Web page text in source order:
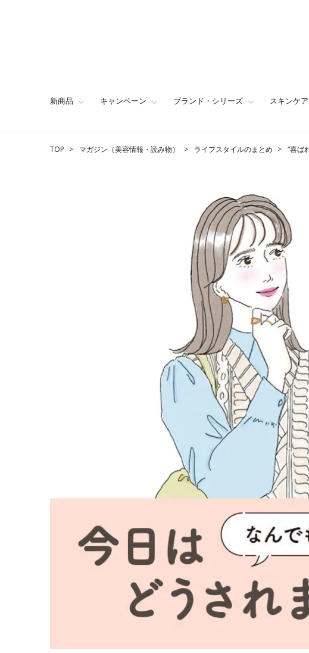
新商品 キャンペーン ブランド・シリーズ スキンケア
TOP マガジン（美容情報・読み物） ライフスタイルのまとめ “喜ば